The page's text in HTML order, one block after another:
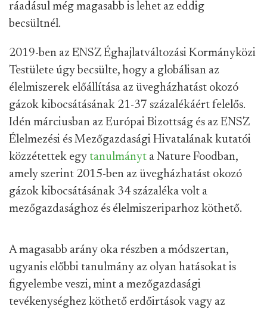
ráadásul még magasabb is lehet az eddig
becsültnél.
2019-ben az ENSZ Éghajlatváltozási Kormányközi
Testülete úgy becsülte, hogy a globálisan az
élelmiszerek előállítása az üvegházhatást okozó
gázok kibocsátásának 21-37 százalékáért felelős.
Idén márciusban az Európai Bizottság és az ENSZ
Élelmezési és Mezőgazdasági Hivatalának kutatói
közzétettek egy tanulmányt a Nature Foodban,
amely szerint 2015-ben az üvegházhatást okozó
gázok kibocsátásának 34 százaléka volt a
mezőgazdasághoz és élelmiszeriparhoz köthető.
A magasabb arány oka részben a módszertan,
ugyanis előbbi tanulmány az olyan hatásokat is
figyelembe veszi, mint a mezőgazdasági
tevékenységhez köthető erdőirtások vagy az